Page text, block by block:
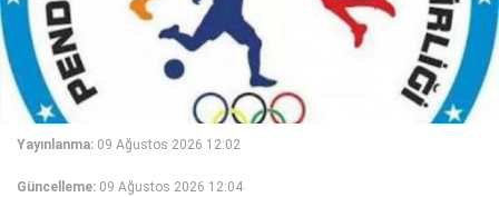
Yayınlanma: 09 Ağustos 2026 12:02
Güncelleme: 09 Ağustos 2026 12:04